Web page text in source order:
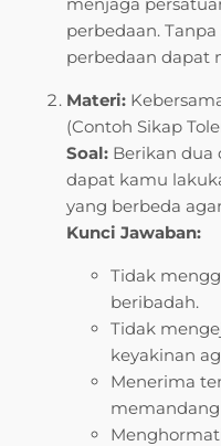
perbedaan.
perbedaan dapat
Materi:
(Contoh Sikap
Soal: Berikan dua
dapat kamu
yang berbeda
Kunci Jawaban:
Tidak
beribadah.
Tidak
keyakinan
Menerima